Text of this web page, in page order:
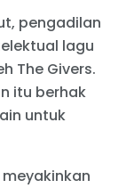
pengadilan
lagu
The Givers.
itu berhak
untuk
meyakinkan